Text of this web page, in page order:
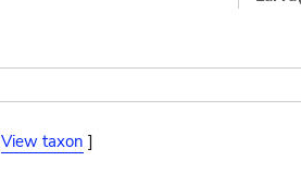
View taxon ]